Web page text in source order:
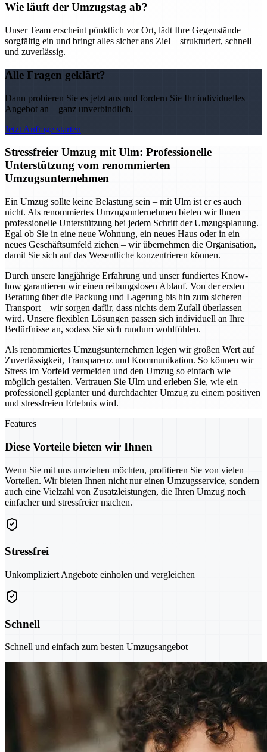
Wie läuft der Umzugstag ab?
Unser Team erscheint pünktlich vor Ort, lädt Ihre Gegenstände
sorgfältig ein und bringt alles sicher ans Ziel – strukturiert, schnell
und zuverlässig.
Alle Fragen geklärt?
Dann probieren Sie es jetzt aus und fordern Sie Ihr individuelles
Angebot an – ganz unverbindlich.
Jetzt Anfrage starten
Stressfreier Umzug mit Ulm: Professionelle
Unterstützung vom renommierten
Umzugsunternehmen
Ein Umzug sollte keine Belastung sein – mit Ulm ist er es auch
nicht. Als renommiertes Umzugsunternehmen bieten wir Ihnen
professionelle Unterstützung bei jedem Schritt der Umzugsplanung.
Egal ob Sie in eine neue Wohnung, ein neues Haus oder in ein
neues Geschäftsumfeld ziehen – wir übernehmen die Organisation,
damit Sie sich auf das Wesentliche konzentrieren können.
Durch unsere langjährige Erfahrung und unser fundiertes Know-
how garantieren wir einen reibungslosen Ablauf. Von der ersten
Beratung über die Packung und Lagerung bis hin zum sicheren
Transport – wir sorgen dafür, dass nichts dem Zufall überlassen
wird. Unsere flexiblen Lösungen passen sich individuell an Ihre
Bedürfnisse an, sodass Sie sich rundum wohlfühlen.
Als renommiertes Umzugsunternehmen legen wir großen Wert auf
Zuverlässigkeit, Transparenz und Kommunikation. So können wir
Stress im Vorfeld vermeiden und den Umzug so einfach wie
möglich gestalten. Vertrauen Sie Ulm und erleben Sie, wie ein
professionell geplanter und durchdachter Umzug zu einem positiven
und stressfreien Erlebnis wird.
Features
Diese Vorteile bieten wir Ihnen
Wenn Sie mit uns umziehen möchten, profitieren Sie von vielen
Vorteilen. Wir bieten Ihnen nicht nur einen Umzugsservice, sondern
auch eine Vielzahl von Zusatzleistungen, die Ihren Umzug noch
einfacher und stressfreier machen.
Stressfrei
Unkompliziert Angebote einholen und vergleichen
Schnell
Schnell und einfach zum besten Umzugsangebot